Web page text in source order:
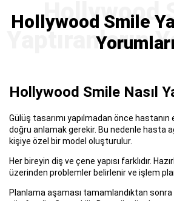
Hollywood Smile
Yorumları
Hollywood Smile Nasıl
Gülüş tasarımı yapılmadan önce
doğru anlamak gerekir. Bu nedenle hasta
kişiye özel bir model oluşturulur.
Her bireyin diş ve çene yapısı farklıdır.
üzerinden problemler belirlenir ve işlem
Planlama aşaması tamamlandıktan sonra